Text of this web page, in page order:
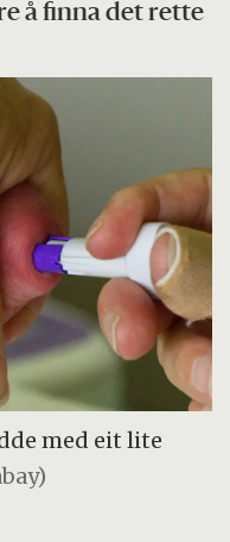
å finna det rette
med eit lite